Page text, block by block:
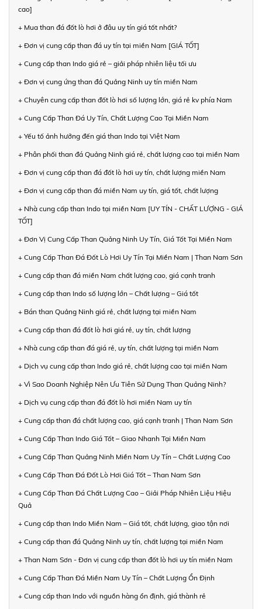
cao]
+ Mua than đá đốt lò hơi ở đâu uy tín giá tốt nhất?
+ Đơn vị cung cấp than đá uy tín tại miền Nam [GIÁ TỐT]
+ Cung cấp than Indo giá rẻ – giải pháp nhiên liệu tối ưu
+ Đơn vị cung ứng than đá Quảng Ninh uy tín miền Nam
+ Chuyên cung cấp than đốt lò hơi số lượng lớn, giá rẻ kv phía Nam
+ Cung Cấp Than Đá Uy Tín, Chất Lượng Cao Tại Miền Nam
+ Yếu tố ảnh hưởng đến giá than Indo tại Việt Nam
+ Phân phối than đá Quảng Ninh giá rẻ, chất lượng cao tại miền Nam
+ Đơn vị cung cấp than đá đốt lò hơi uy tín, chất lượng miền Nam
+ Đơn vị cung cấp than đá miền Nam uy tín, giá tốt, chất lượng
+ Nhà cung cấp than Indo tại miền Nam [UY TÍN - CHẤT LƯỢNG - GIÁ
TỐT]
+ Đơn Vị Cung Cấp Than Quảng Ninh Uy Tín, Giá Tốt Tại Miền Nam
+ Cung Cấp Than Đá Đốt Lò Hơi Uy Tín Tại Miền Nam | Than Nam Sơn
+ Cung cấp than đá miền Nam chất lượng cao, giá cạnh tranh
+ Cung cấp than Indo số lượng lớn – Chất lượng – Giá tốt
+ Bán than Quảng Ninh giá rẻ, chất lượng tại miền Nam
+ Cung cấp than đá đốt lò hơi giá rẻ, uy tín, chất lượng
+ Nhà cung cấp than đá giá rẻ, uy tín, chất lượng tại miền Nam
+ Dịch vụ cung cấp than Indo giá rẻ, chất lượng cao tại miền Nam
+ Vì Sao Doanh Nghiệp Nên Ưu Tiên Sử Dụng Than Quảng Ninh?
+ Dịch vụ cung cấp than đá đốt lò hơi miền Nam uy tín
+ Cung cấp than đá chất lượng cao, giá cạnh tranh | Than Nam Sơn
+ Cung Cấp Than Indo Giá Tốt – Giao Nhanh Tại Miền Nam
+ Cung Cấp Than Quảng Ninh Miền Nam Uy Tín – Chất Lượng Cao
+ Cung Cấp Than Đá Đốt Lò Hơi Giá Tốt – Than Nam Sơn
+ Cung Cấp Than Đá Chất Lượng Cao – Giải Pháp Nhiên Liệu Hiệu
Quả
+ Cung cấp than Indo Miền Nam – Giá tốt, chất lượng, giao tận nơi
+ Cung cấp than đá Quảng Ninh uy tín, chất lượng tại miền Nam
+ Than Nam Sơn - Đơn vị cung cấp than đốt lò hơi uy tín miền Nam
+ Cung Cấp Than Đá Miền Nam Uy Tín – Chất Lượng Ổn Định
+ Cung cấp than Indo với nguồn hàng ổn định, giá thành rẻ